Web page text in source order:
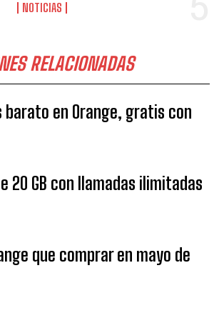
NOTICIAS
RELACIONADAS
barato en Orange, gratis con
20 GB con llamadas ilimitadas
que comprar en mayo de